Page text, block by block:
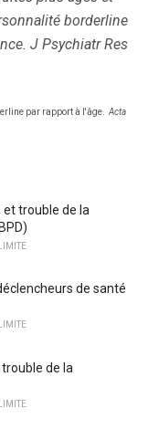
borderline
J Psychiatr Res
par rapport à l'âge. Acta
trouble de la
de santé
de la